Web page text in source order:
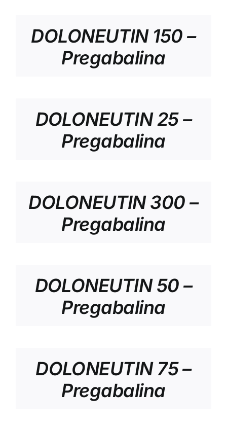
DOLONEUTIN 150 –
Pregabalina
DOLONEUTIN 25 –
Pregabalina
DOLONEUTIN 300 –
Pregabalina
DOLONEUTIN 50 –
Pregabalina
DOLONEUTIN 75 –
Pregabalina